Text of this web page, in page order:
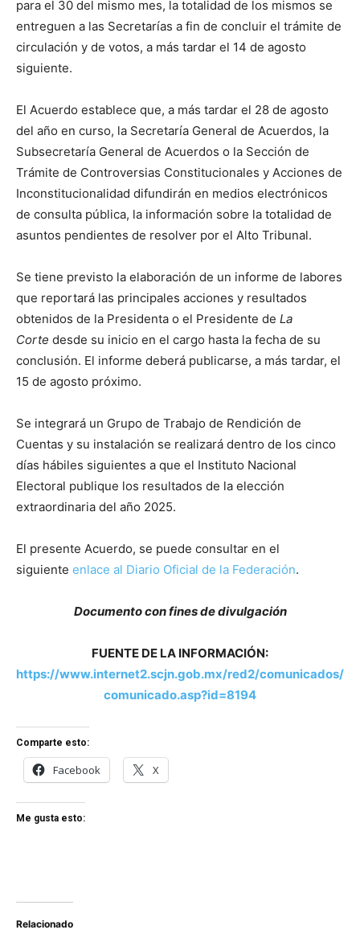
para el 30 del mismo mes, la totalidad de los mismos se
entreguen a las Secretarías a fin de concluir el trámite de
circulación y de votos, a más tardar el 14 de agosto
siguiente.
El Acuerdo establece que, a más tardar el 28 de agosto
del año en curso, la Secretaría General de Acuerdos, la
Subsecretaría General de Acuerdos o la Sección de
Trámite de Controversias Constitucionales y Acciones de
Inconstitucionalidad difundirán en medios electrónicos
de consulta pública, la información sobre la totalidad de
asuntos pendientes de resolver por el Alto Tribunal.
Se tiene previsto la elaboración de un informe de labores
que reportará las principales acciones y resultados
obtenidos de la Presidenta o el Presidente de La
Corte desde su inicio en el cargo hasta la fecha de su
conclusión. El informe deberá publicarse, a más tardar, el
15 de agosto próximo.
Se integrará un Grupo de Trabajo de Rendición de
Cuentas y su instalación se realizará dentro de los cinco
días hábiles siguientes a que el Instituto Nacional
Electoral publique los resultados de la elección
extraordinaria del año 2025.
El presente Acuerdo, se puede consultar en el
siguiente enlace al Diario Oficial de la Federación.
Documento con fines de divulgación
FUENTE DE LA INFORMACIÓN:
https://www.internet2.scjn.gob.mx/red2/comunicados/
comunicado.asp?id=8194
Comparte esto:
Facebook X
Me gusta esto:
Relacionado